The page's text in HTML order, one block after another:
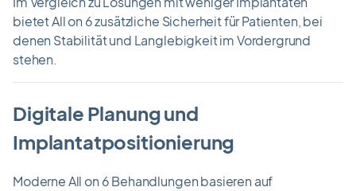
bietet All on 6 zusätzliche Sicherheit für Patienten, bei
denen Stabilität und Langlebigkeit im Vordergrund
stehen.
Digitale Planung und
Implantatpositionierung
Moderne All on 6 Behandlungen basieren auf